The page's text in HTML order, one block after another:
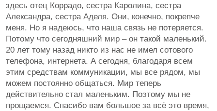
здесь отец Коррадо, сестра Каролина, сестра
Александра, сестра Аделя. Они, конечно, покрепче
меня. Но я надеюсь, что наша связь не потеряется.
Потому что сегодняшний мир – он такой маленький.
20 лет тому назад никто из нас не имел сотового
телефона, интернета. А сегодня, благодаря всем
этим средствам коммуникации, мы все рядом, мы
можем постоянно общаться. Мир теперь
действительно стал маленьким. Поэтому мы не
прощаемся. Спасибо вам большое за всё это время,